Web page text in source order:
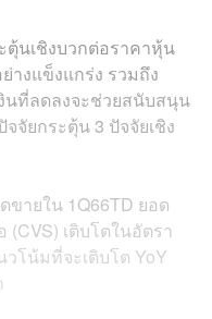
ตุ้นเชิงบวกต่อราคาหุ้น
างแข็งแกร่ง รวมถึง
นที่ลดลงจะช่วยสนับสนุน
จัยกระตุ้น 3 ปัจจัยเชิง
ขายใน 1Q66TD ยอด
เติบโตในอัตรา
โน้มที่จะเติบโต YoY